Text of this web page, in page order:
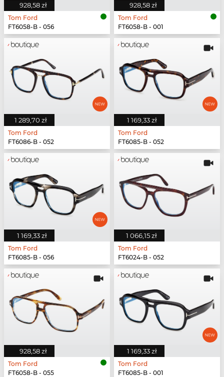
928,58 zł
Tom Ford
FT6058-B - 056
928,58 zł
Tom Ford
FT6058-B - 001
1 289,70 zł
Tom Ford
FT6086-B - 052
1 169,33 zł
Tom Ford
FT6085-B - 052
1 169,33 zł
Tom Ford
FT6085-B - 056
1 066,15 zł
Tom Ford
FT6024-B - 052
928,58 zł
Tom Ford
FT6058-B - 055
1 169,33 zł
Tom Ford
FT6085-B - 001